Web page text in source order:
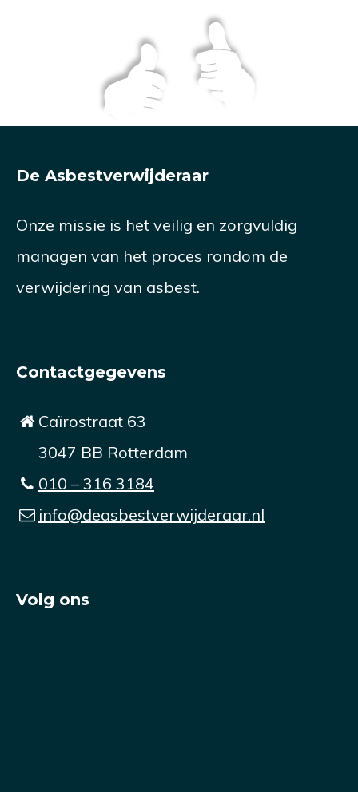
De Asbestverwijderaar
Onze missie is het veilig en zorgvuldig
managen van het proces rondom de
verwijdering van asbest.
Contactgegevens
Caïrostraat 63
3047 BB Rotterdam
010 – 316 3184
info@deasbestverwijderaar.nl
Volg ons